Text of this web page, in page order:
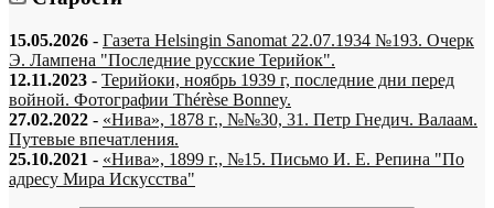
15.05.2026 - Газета Helsingin Sanomat 22.07.1934 №193. Очерк
Э. Лампена "Последние русские Терийок".
12.11.2023 - Терийоки, ноябрь 1939 г, последние дни перед
войной. Фотографии Thérèse Bonney.
27.02.2022 - «Нива», 1878 г., №№30, 31. Петр Гнедич. Валаам.
Путевые впечатления.
25.10.2021 - «Нива», 1899 г., №15. Письмо И. Е. Репина "По
адресу Мира Искусства"